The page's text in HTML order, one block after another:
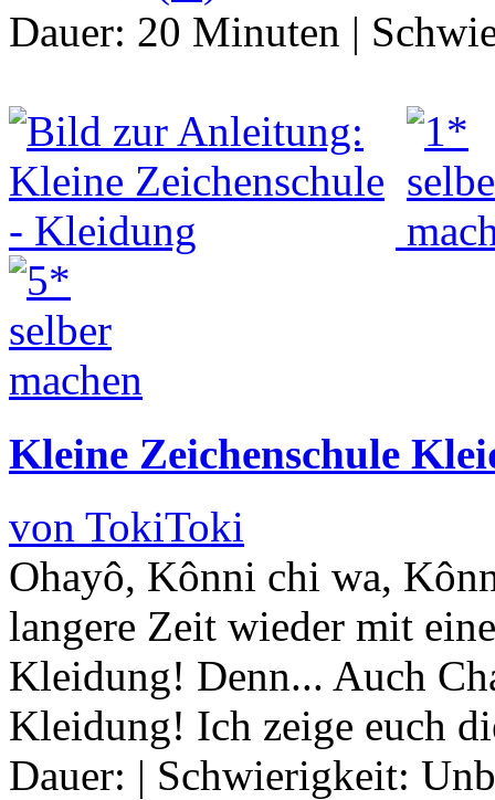
Dauer: 20 Minuten |
Kleine Zeichenschule
von TokiToki
Ohayô, Kônni chi wa,
langere Zeit wieder mit
Kleidung! Denn... Auch
Kleidung! Ich zeige euch
Dauer: | Schwierigkeit: